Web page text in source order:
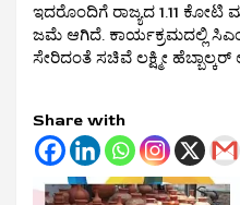
ಇದರೊಂದಿಗೆ ರಾಜ್ಯದ 1.11
ಜಮೆ ಆಗಿದೆ. ಕಾರ್ಯಕ್ರಮದಲ್ಲಿ
ಸೇರಿದಂತೆ ಸಚಿವೆ ಲಕ್ಷ್ಮೀ ಹೆಬ್ಬಾಲ್ಕರ್
Share with